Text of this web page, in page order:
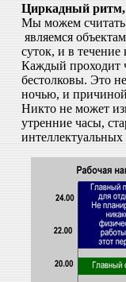
Циркадный ритм,
Мы можем считать
являемся
суток, и в течение
Каждый проходит
бестолковы. Это
ночью, и причиной
Никто не может
утренние часы,
интеллектуальных